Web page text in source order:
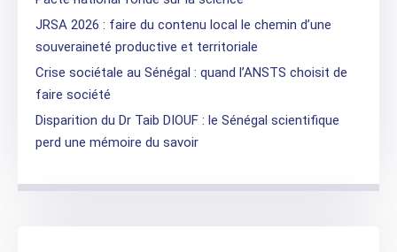
JRSA 2026 : faire du contenu local le chemin d’une
souveraineté productive et territoriale
Crise sociétale au Sénégal : quand l’ANSTS choisit de
faire société
Disparition du Dr Taib DIOUF : le Sénégal scientifique
perd une mémoire du savoir